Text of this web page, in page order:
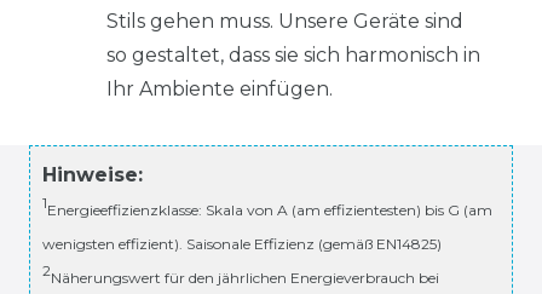
Stils gehen muss. Unsere Geräte sind
so gestaltet, dass sie sich harmonisch in
Ihr Ambiente einfügen.
Hinweise:
1Energieeffizienzklasse: Skala von A (am effizientesten) bis G (am
wenigsten effizient). Saisonale Effizienz (gemäß EN14825)
2Näherungswert für den jährlichen Energieverbrauch bei